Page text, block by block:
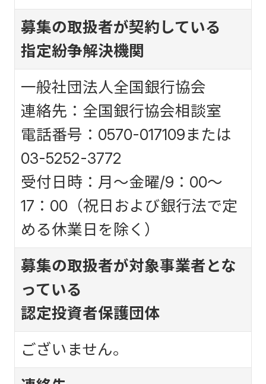
募集の取扱者が契約している
指定紛争解決機関
一般社団法人全国銀行協会
連絡先：全国銀行協会相談室
電話番号：0570-017109または
03-5252-3772
受付日時：月～金曜/9：00～
17：00（祝日および銀行法で定
める休業日を除く）
募集の取扱者が対象事業者とな
っている
認定投資者保護団体
ございません。